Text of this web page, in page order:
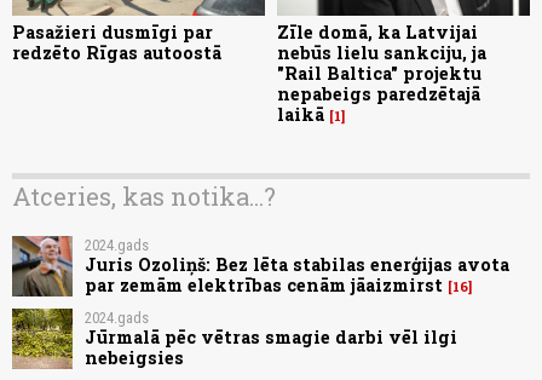
Pasažieri dusmīgi par
redzēto Rīgas autoostā
Zīle domā, ka Latvijai
nebūs lielu sankciju, ja
"Rail Baltica" projektu
nepabeigs paredzētajā
laikā 1
Atceries, kas notika...?
2024.gads
Juris Ozoliņš: Bez lēta stabilas enerģijas avota
par zemām elektrības cenām jāaizmirst 16
2024.gads
Jūrmalā pēc vētras smagie darbi vēl ilgi
nebeigsies